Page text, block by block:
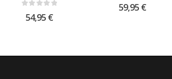
54,95 €
59,95 €